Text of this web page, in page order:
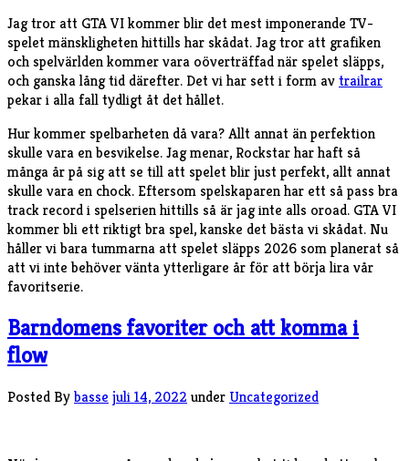
Jag tror att GTA VI kommer blir det mest imponerande TV-
spelet mänskligheten hittills har skådat. Jag tror att grafiken
och spelvärlden kommer vara oöverträffad när spelet släpps,
och ganska lång tid därefter. Det vi har sett i form avtrailrar
pekar i alla fall tydligt åt det hållet.
Hur kommer spelbarheten då vara? Allt annat än perfektion
skulle vara en besvikelse. Jag menar, Rockstar har haft så
många år på sig att se till att spelet blir just perfekt, allt annat
skulle vara en chock. Eftersom spelskaparen har ett så pass bra
track record i spelserien hittills så är jag inte alls oroad. GTA VI
kommer bli ett riktigt bra spel, kanske det bästa vi skådat. Nu
håller vi bara tummarna att spelet släpps 2026 som planerat så
att vi inte behöver vänta ytterligare år för att börja lira vår
favoritserie.
Barndomens favoriter och att komma i
flow
Posted Bybasse juli 14, 2022 under Uncategorized